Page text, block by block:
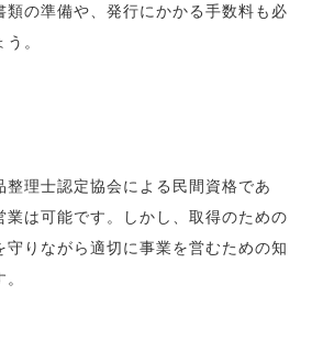
類の準備や、発行にかかる手数料も必
。
整理士認定協会による民間資格であ
業は可能です。しかし、取得のための
守りながら適切に事業を営むための知